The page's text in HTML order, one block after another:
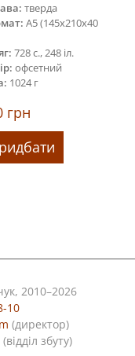
тверда
А5 (145х210х40
728 с., 248 іл.
офсетний
1024 г
грн
2010–2026
10
(директор)
(відділ збуту)